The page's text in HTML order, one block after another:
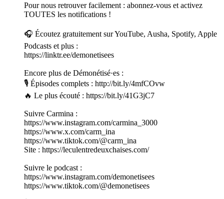
Pour nous retrouver facilement : abonnez-vous et activez
TOUTES les notifications !
🎧 Écoutez gratuitement sur YouTube, Ausha, Spotify, Apple
Podcasts et plus :
https://linktr.ee/demonetisees
Encore plus de Démonétisé·es :
🎙 Épisodes complets : http://bit.ly/4mfCOvw
🔥 Le plus écouté : https://bit.ly/41G3jC7
Suivre Carmina :
https://www.instagram.com/carmina_3000
https://www.x.com/carm_ina
https://www.tiktok.com/@carm_ina
Site : https://leculentredeuxchaises.com/
Suivre le podcast :
https://www.instagram.com/demonetisees
https://www.tiktok.com/@demonetisees